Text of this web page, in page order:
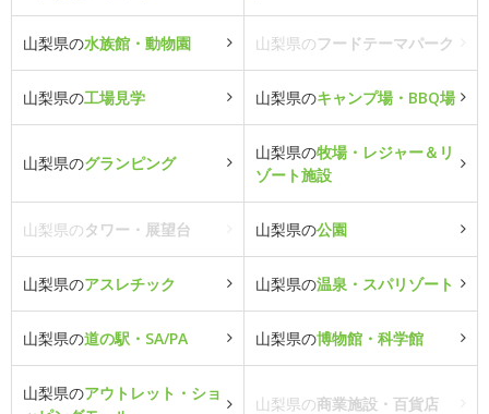
山梨県の水族館・動物園 山梨県のフードテーマパーク
山梨県の工場見学 山梨県のキャンプ場・BBQ場
山梨県のグランピング
山梨県の牧場・レジャー＆リ
ゾート施設
山梨県のタワー・展望台 山梨県の公園
山梨県のアスレチック 山梨県の温泉・スパリゾート
山梨県の道の駅・SA/PA 山梨県の博物館・科学館
山梨県のアウトレット・ショ
山梨県の商業施設・百貨店